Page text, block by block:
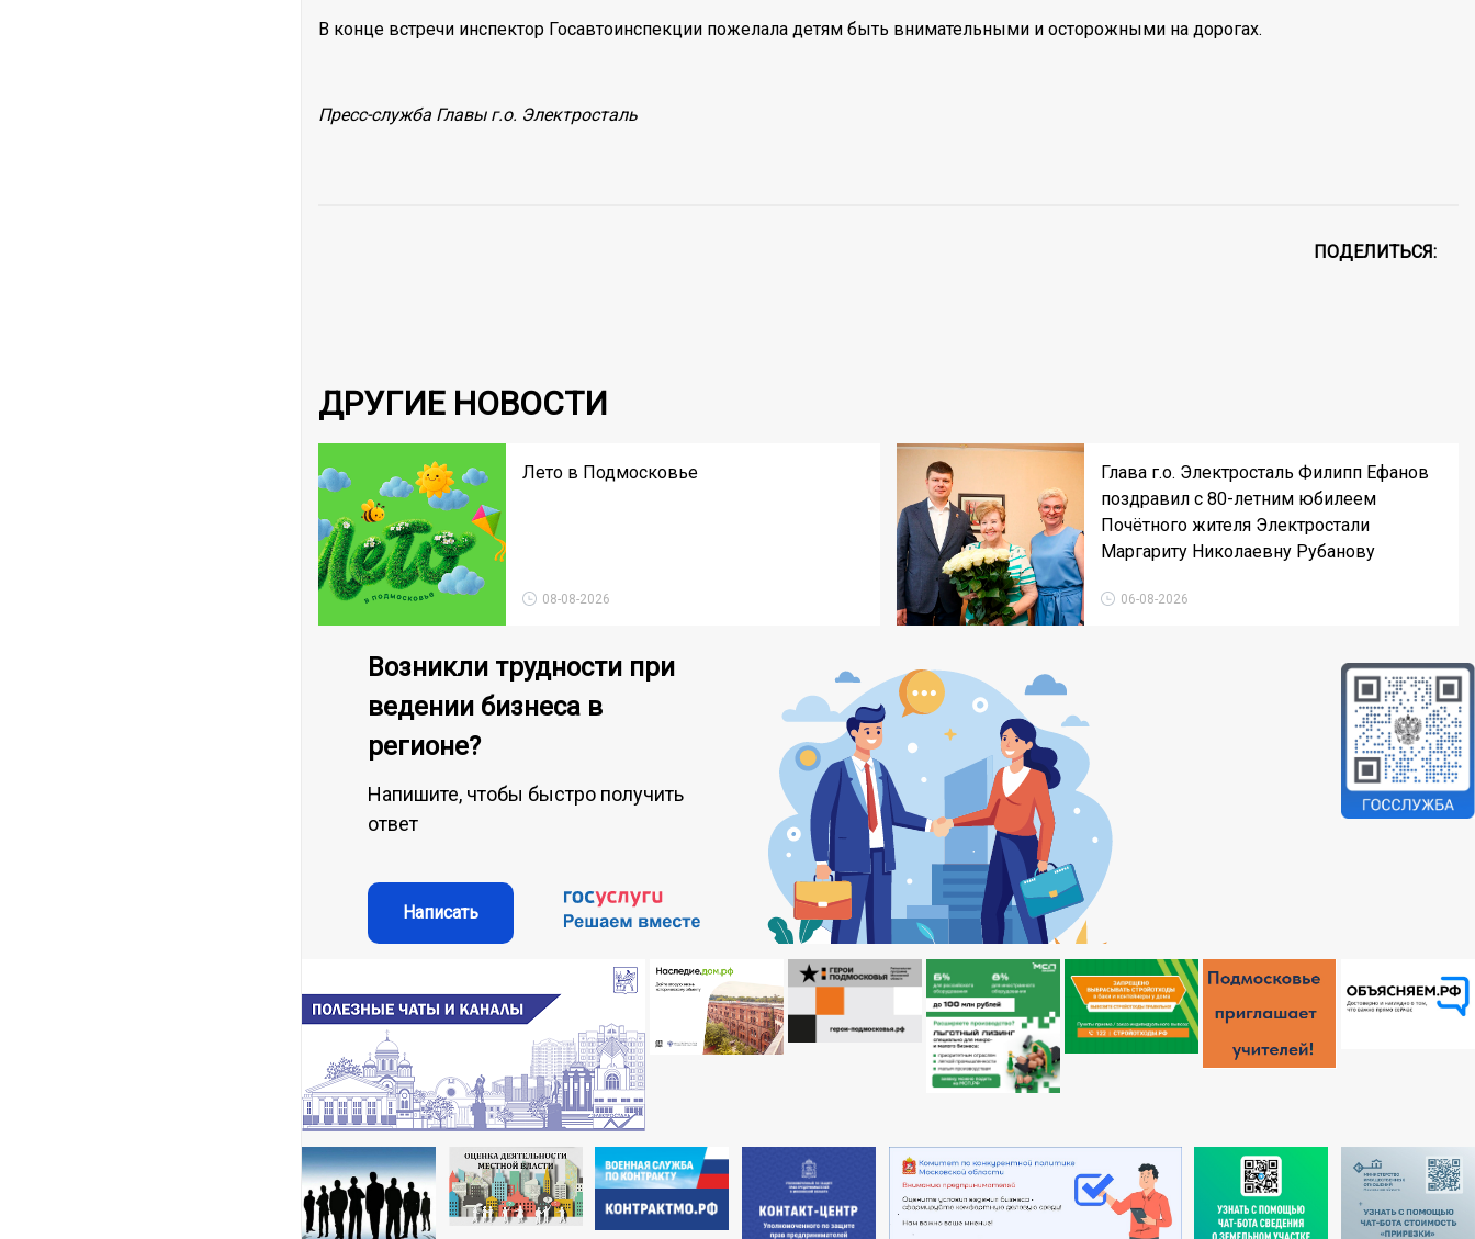
В конце встречи инспектор Госавтоинспекции пожелала детям быть внимательными и осторожными на дорогах.
Пресс-служба Главы г.о. Электросталь
ПОДЕЛИТЬСЯ:
ДРУГИЕ НОВОСТИ
Лето в Подмосковье
08-08-2026
Глава г.о. Электросталь Филипп Ефанов
поздравил с 80-летним юбилеем
Почётного жителя Электростали
Маргариту Николаевну Рубанову
06-08-2026
Возникли трудности при
ведении бизнеса в
регионе?
Напишите, чтобы быстро получить
ответ
Написать